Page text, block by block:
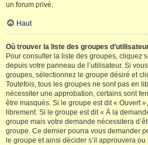
un forum privé.
Haut
Où trouver la liste des groupes
Pour consulter la liste des groupes, cliquez
depuis votre panneau de l’utilisateur. Si
groupes, sélectionnez le groupe désiré et
Toutefois, tous les groupes ne sont pas en
nécessiter une approbation, certains sont
être masqués. Si le groupe est dit « Ouvert
librement. Si le groupe est dit « À la
groupe mais votre demande nécessitera
groupe. Ce dernier pourra vous demander
le groupe et ainsi décider s’il approuvera